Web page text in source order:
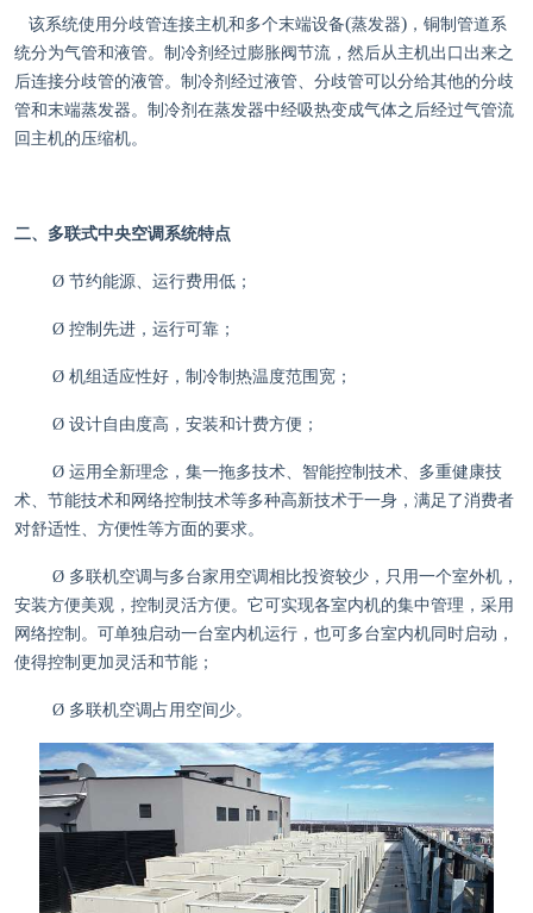
该系统使用分歧管连接主机和多个末端设备(蒸发器) ，铜制管道系
统分为气管和液管 。制冷剂经过 膨胀阀节流，然后从主机出口出来之
后连接分歧管的液管。制冷剂经过液管、分歧管可以分给其他的分歧
管和末端蒸发器。制冷剂在蒸发器中经吸热变成气体之后经过气管流
回主机的压缩机。
二、 多联式中央空调 系统特点
Ø 节约能源、运行费用低 ；
Ø 控制先进，运行可靠 ；
Ø 机组适应性好，制冷制热温度范围宽 ；
Ø 设计自由度高，安装和计费方便 ；
Ø 运用全新理念，集一拖多技术、智能控制技术、多重健康技
术、节能技术和网络控制技术等多种高新技术于一身，满足了消费者
对舒适性、方便性等方面的要求。
Ø 多联机空调与多台家用空调相比投资较少，只用一个室外机，
安装方便美观，控制灵活方便。它可实现各室内机的集中管理，采用
网络控制。可单独启动一台室内机运行，也可多台室内机同时启动，
使得控制更加灵活和节能；
Ø 多联机空调占用空间少。